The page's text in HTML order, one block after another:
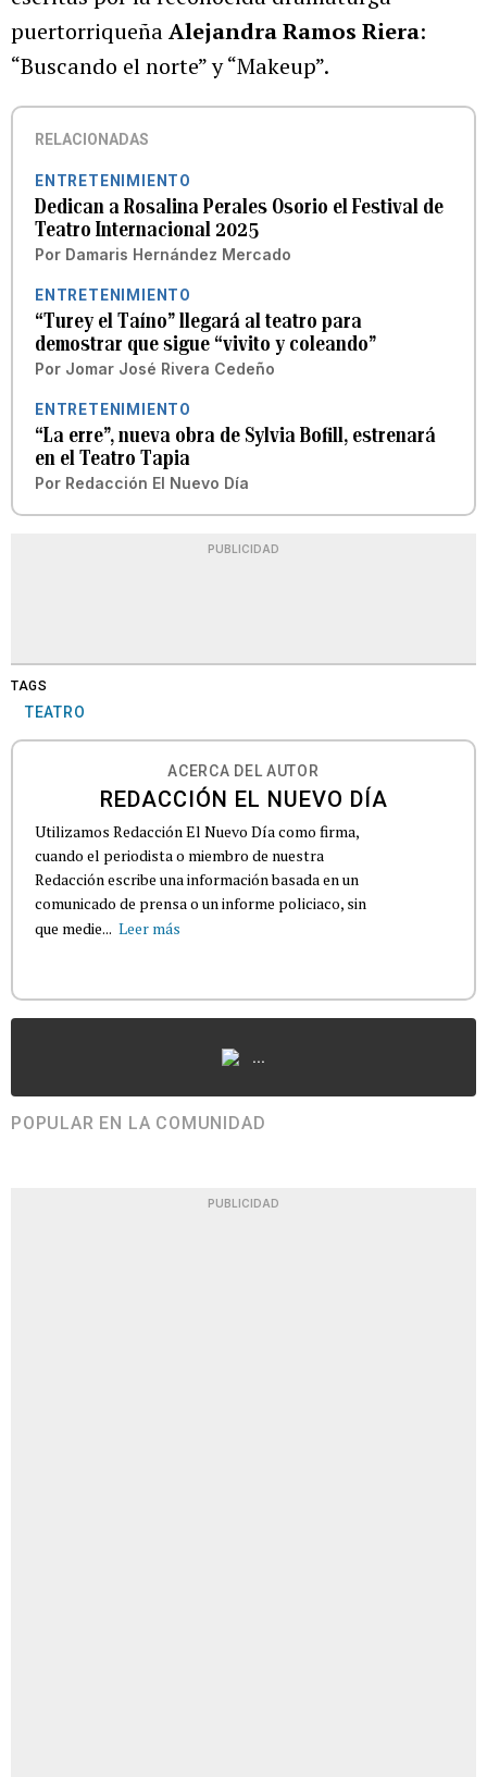
puertorriqueñaAlejandra Ramos Riera:
“Buscando el norte” y “Makeup”.
RELACIONADAS
ENTRETENIMIENTO
Dedican a Rosalina Perales Osorio el Festival de
Teatro Internacional 2025
Por Damaris Hernández Mercado
ENTRETENIMIENTO
“Turey el Taíno” llegará al teatro para
demostrar que sigue “vivito y coleando”
Por Jomar José Rivera Cedeño
ENTRETENIMIENTO
“La erre”, nueva obra de Sylvia Bofill, estrenará
en el Teatro Tapia
Por Redacción El Nuevo Día
PUBLICIDAD
TAGS
TEATRO
ACERCA DEL AUTOR
REDACCIÓN EL NUEVO DÍA
Utilizamos Redacción El Nuevo Día como firma,
cuando el periodista o miembro de nuestra
Redacción escribe una información basada en un
comunicado de prensa o un informe policiaco, sin
que medie... Leer más
...
POPULAR EN LA COMUNIDAD
PUBLICIDAD